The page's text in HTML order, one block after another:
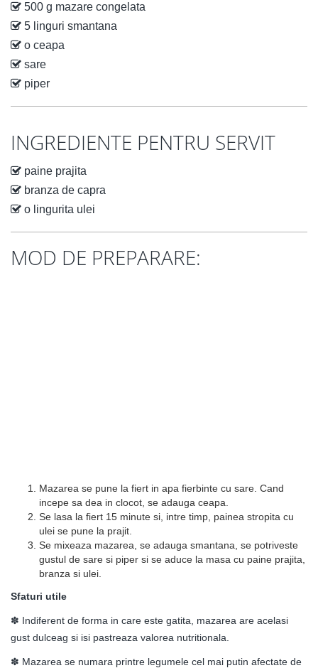
500 g mazare congelata
5 linguri smantana
o ceapa
sare
piper
INGREDIENTE PENTRU SERVIT
paine prajita
branza de capra
o lingurita ulei
MOD DE PREPARARE:
Mazarea se pune la fiert in apa fierbinte cu sare. Cand
incepe sa dea in clocot, se adauga ceapa.
Se lasa la fiert 15 minute si, intre timp, painea stropita cu
ulei se pune la prajit.
Se mixeaza mazarea, se adauga smantana, se potriveste
gustul de sare si piper si se aduce la masa cu paine prajita,
branza si ulei.
Sfaturi utile
✽ Indiferent de forma in care este gatita, mazarea are acelasi
gust dulceag si isi pastreaza valorea nutritionala.
✽ Mazarea se numara printre legumele cel mai putin afectate de